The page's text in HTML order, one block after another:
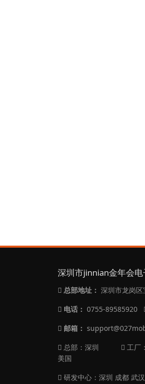
深圳市jinnian金年会电
总部地址： 深圳市龙岗
电话： 0755-89585920
邮箱：
总部：深圳
工厂
美国
研发中心：深圳 成都 武